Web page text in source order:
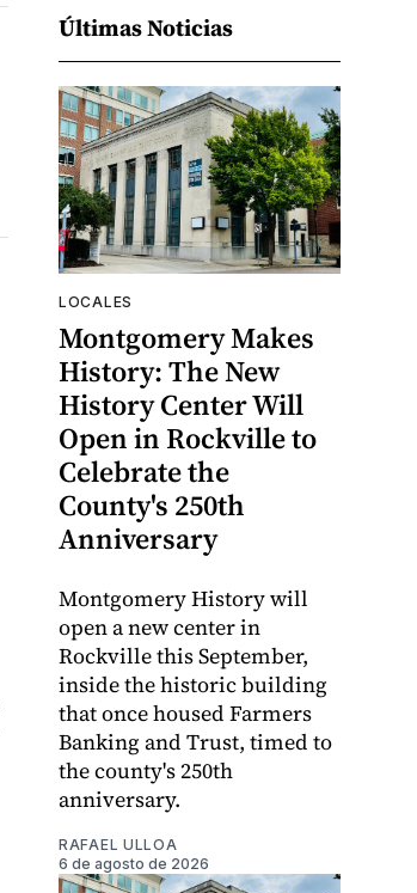
Últimas Noticias
LOCALES
Montgomery Makes
History: The New
History Center Will
Open in Rockville to
Celebrate the
County's 250th
Anniversary
Montgomery History will
open a new center in
Rockville this September,
inside the historic building
that once housed Farmers
Banking and Trust, timed to
the county's 250th
anniversary.
RAFAEL ULLOA
6 de agosto de 2026